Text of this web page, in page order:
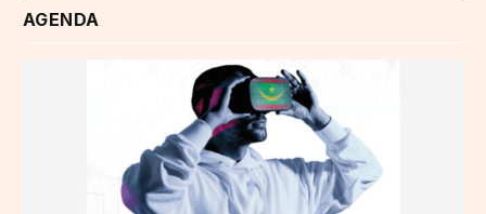
AGENDA